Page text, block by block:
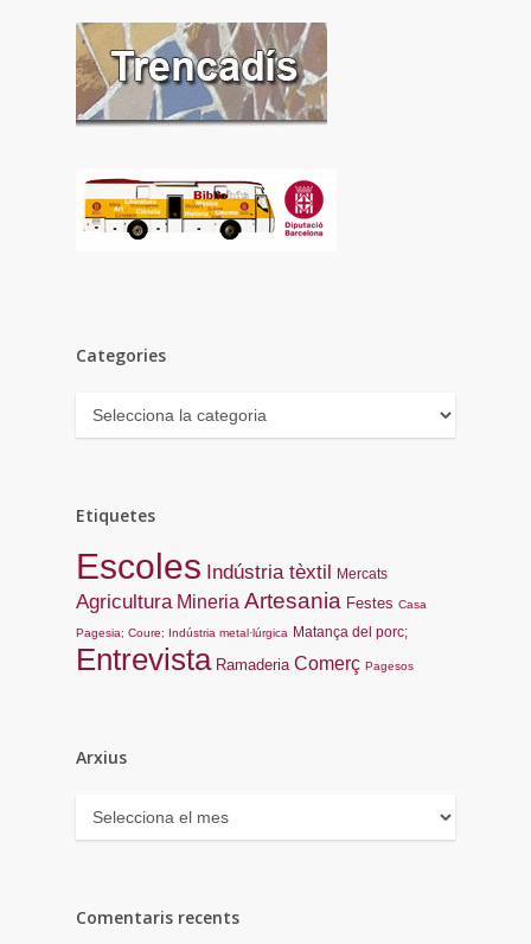
Categories
Categories
Etiquetes
Escoles Indústria tèxtil Mercats
Agricultura Mineria Artesania Festes Casa
Pagesia; Coure; Indústria metal·lúrgica Matança del porc;
Entrevista Ramaderia Comerç Pagesos
Arxius
Arxius
Comentaris recents